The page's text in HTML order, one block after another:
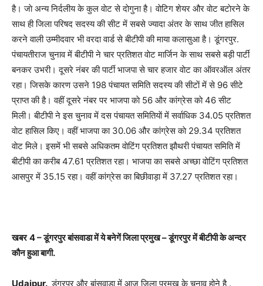
है। जाे अन्य निर्दलीय के कुल वाेट से दाेगुना है। वाेटिग शेयर और वाेट बटाेरने के
साथ ही जिला परिषद सदस्य की सीट में सबसे ज्यादा अंतर के साथ जीत हासिल
करने वाली उम्मीदवार भी वरदा वार्ड से बीटीपी की माया कलासुआ है। डूंगरपुर.
पंचायतीराज चुनाव में बीटीपी ने चार प्रतिशत वाेट मार्जिन के साथ सबसे बड़ी पार्टी
बनकर उभरी। दूसरे नंबर की पार्टी भाजपा से चार हजार वाेट का ऑवरऑल अंतर
रहा। जिसके कारण उसने 198 पंचायत समिति सदस्य की सीटाें में से 96 सीटे
प्राप्त की है। वहीं दूसरे नंबर पर भाजपा काे 56 और कांग्रेस काे 46 सीट
मिली। बीटीपी ने इस चुनाव में दस पंचायत समितियाें में सर्वाधिक 34.05 प्रतिशत
वाेट हासिल किए। वहीं भाजपा का 30.06 और कांग्रेस काे 29.34 प्रतिशत
वाेट मिले। इसमें भी सबसे अधिकतम वाेटिंग प्रतिशत झाैथरी पंचायत समिति में
बीटीपी का करीब 47.61 प्रतिशत रहा। भाजपा का सबसे अच्छा वाेटिंग प्रतिशत
आसपुर में 35.15 रहा। वहीं कांग्रेस का बिछीवाड़ा में 37.27 प्रतिशत रहा।
खबर 4 –डूंगरपुर बांसवाडा में ये बनेगें जिला प्रमुख–डूंगरपुर में बीटीपी के अन्दर
कौन हुआ बागी.
Udaipur. डूंगरपुर और बांसवाडा में आज जिला प्रमुख के चुनाव होने है .